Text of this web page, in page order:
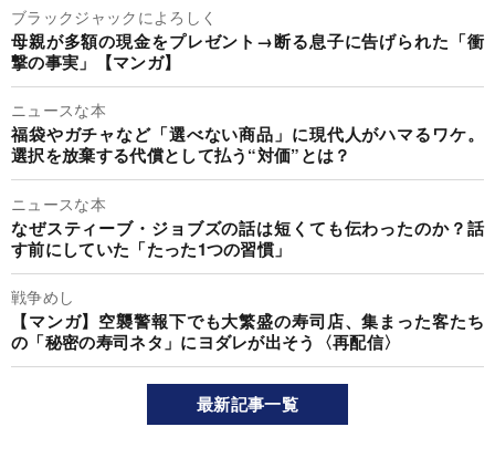
ブラックジャックによろしく
母親が多額の現金をプレゼント→断る息子に告げられた「衝
撃の事実」【マンガ】
ニュースな本
福袋やガチャなど「選べない商品」に現代人がハマるワケ。
選択を放棄する代償として払う“対価”とは？
ニュースな本
なぜスティーブ・ジョブズの話は短くても伝わったのか？話
す前にしていた「たった1つの習慣」
戦争めし
【マンガ】空襲警報下でも大繁盛の寿司店、集まった客たち
の「秘密の寿司ネタ」にヨダレが出そう〈再配信〉
最新記事一覧